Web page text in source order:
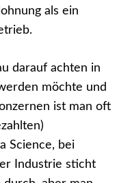
als ein
darauf achten in
möchte und
ist man oft
Science, bei
Industrie sticht